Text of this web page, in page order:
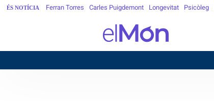
ÉS NOTÍCIA Ferran Torres Carles Puigdemont Longevitat Psicòleg